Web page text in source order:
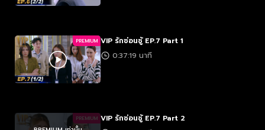
PREMIUM VIP รักซ่อนชู้ EP.7 Part 1
0:37:19 นาที
PREMIUM VIP รักซ่อนชู้ EP.7 Part 2